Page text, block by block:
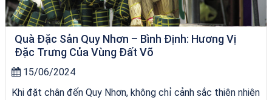
Quà Đặc Sản Quy Nhơn – Bình Định: Hương Vị
Đặc Trưng Của Vùng Đất Võ
15/06/2024
Khi đặt chân đến Quy Nhơn, không chỉ cảnh sắc thiên nhiên